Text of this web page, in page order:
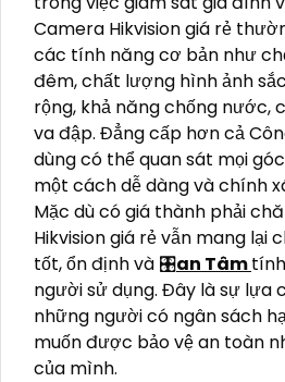
Camera Hikvision giá rẻ
các tính năng cơ bản như
đêm, chất lượng hình ảnh
rộng, khả năng chống nước,
va đập. Đẳng cấp hơn cả
dùng có thể quan sát mọi
một cách dễ dàng và chính
Mặc dù có giá thành phải
Hikvision giá rẻ vẫn mang lại
tốt, ổn định và 🎛an Tâm
người sử dụng. Đây là sự lựa
những người có ngân sách
muốn được bảo vệ an toàn
của mình.